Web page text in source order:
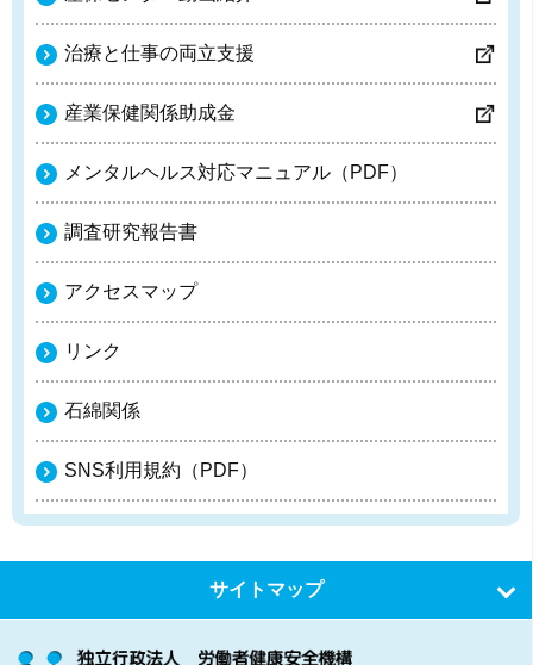
治療と仕事の両立支援
産業保健関係助成金
メンタルヘルス対応マニュアル（PDF）
調査研究報告書
アクセスマップ
リンク
石綿関係
SNS利用規約（PDF）
サイトマップ
トップ